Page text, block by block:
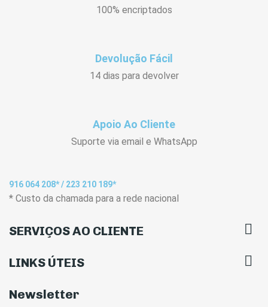
100% encriptados
Devolução Fácil
14 dias para devolver
Apoio Ao Cliente
Suporte via email e WhatsApp
916 064 208* / 223 210 189*
* Custo da chamada para a rede nacional
SERVIÇOS AO CLIENTE 
LINKS ÚTEIS 
Newsletter